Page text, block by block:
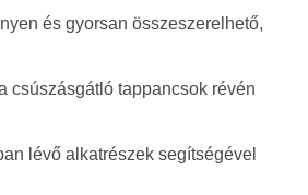
és gyorsan összeszerelhető,
csúszásgátló tappancsok révén
lévő alkatrészek segítségével